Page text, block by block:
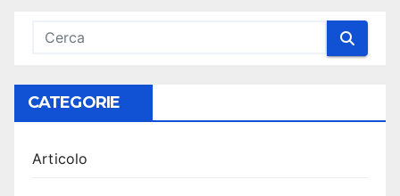
CATEGORIE
Articolo